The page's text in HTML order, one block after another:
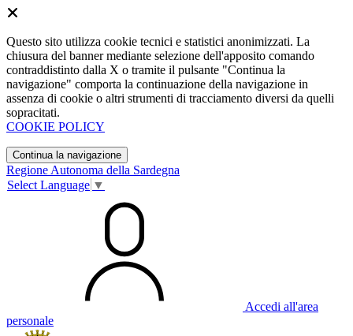
Questo sito utilizza cookie tecnici e statistici anonimizzati. La
chiusura del banner mediante selezione dell'apposito comando
contraddistinto dalla X o tramite il pulsante "Continua la
navigazione" comporta la continuazione della navigazione in
assenza di cookie o altri strumenti di tracciamento diversi da quelli
sopracitati.
COOKIE POLICY
Continua la navigazione
Regione Autonoma della Sardegna
Select Language ▼
Accedi all'area
personale